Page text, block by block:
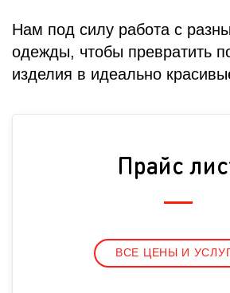
Нам под силу работа с
одежды, чтобы превратить
изделия в идеально
Прайс
ВСЕ ЦЕНЫ И